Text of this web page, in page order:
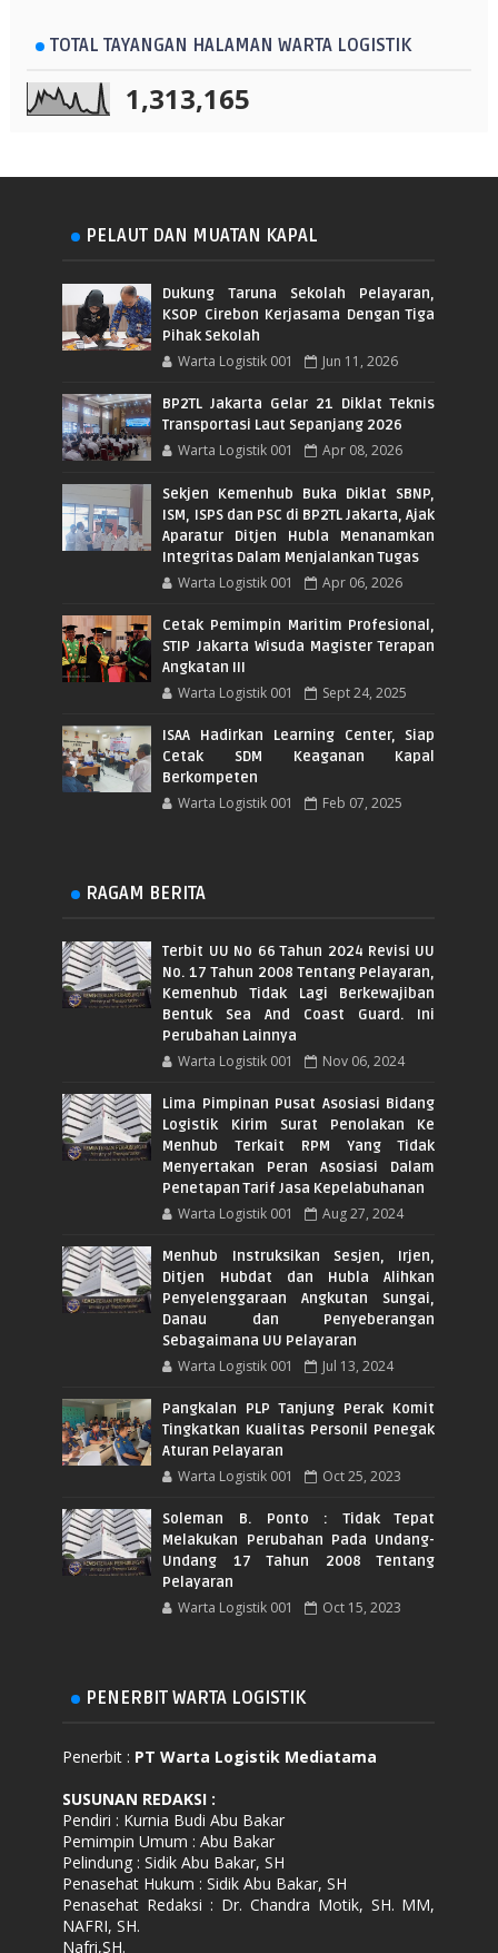
TOTAL TAYANGAN HALAMAN WARTA LOGISTIK
1,313,165
PELAUT DAN MUATAN KAPAL
Dukung Taruna Sekolah Pelayaran,
KSOP Cirebon Kerjasama Dengan Tiga
Pihak Sekolah
Warta Logistik 001 Jun 11, 2026
BP2TL Jakarta Gelar 21 Diklat Teknis
Transportasi Laut Sepanjang 2026
Warta Logistik 001 Apr 08, 2026
Sekjen Kemenhub Buka Diklat SBNP,
ISM, ISPS dan PSC di BP2TL Jakarta, Ajak
Aparatur Ditjen Hubla Menanamkan
Integritas Dalam Menjalankan Tugas
Warta Logistik 001 Apr 06, 2026
Cetak Pemimpin Maritim Profesional,
STIP Jakarta Wisuda Magister Terapan
Angkatan III
Warta Logistik 001 Sept 24, 2025
ISAA Hadirkan Learning Center, Siap
Cetak SDM Keaganan Kapal
Berkompeten
Warta Logistik 001 Feb 07, 2025
RAGAM BERITA
Terbit UU No 66 Tahun 2024 Revisi UU
No. 17 Tahun 2008 Tentang Pelayaran,
Kemenhub Tidak Lagi Berkewajiban
Bentuk Sea And Coast Guard. Ini
Perubahan Lainnya
Warta Logistik 001 Nov 06, 2024
Lima Pimpinan Pusat Asosiasi Bidang
Logistik Kirim Surat Penolakan Ke
Menhub Terkait RPM Yang Tidak
Menyertakan Peran Asosiasi Dalam
Penetapan Tarif Jasa Kepelabuhanan
Warta Logistik 001 Aug 27, 2024
Menhub Instruksikan Sesjen, Irjen,
Ditjen Hubdat dan Hubla Alihkan
Penyelenggaraan Angkutan Sungai,
Danau dan Penyeberangan
Sebagaimana UU Pelayaran
Warta Logistik 001 Jul 13, 2024
Pangkalan PLP Tanjung Perak Komit
Tingkatkan Kualitas Personil Penegak
Aturan Pelayaran
Warta Logistik 001 Oct 25, 2023
Soleman B. Ponto : Tidak Tepat
Melakukan Perubahan Pada Undang-
Undang 17 Tahun 2008 Tentang
Pelayaran
Warta Logistik 001 Oct 15, 2023
PENERBIT WARTA LOGISTIK
Penerbit : PT Warta Logistik Mediatama
SUSUNAN REDAKSI :
Pendiri : Kurnia Budi Abu Bakar
Pemimpin Umum : Abu Bakar
Pelindung : Sidik Abu Bakar, SH
Penasehat Hukum : Sidik Abu Bakar, SH
Penasehat Redaksi : Dr. Chandra Motik, SH. MM,
NAFRI, SH.
Nafri,SH.